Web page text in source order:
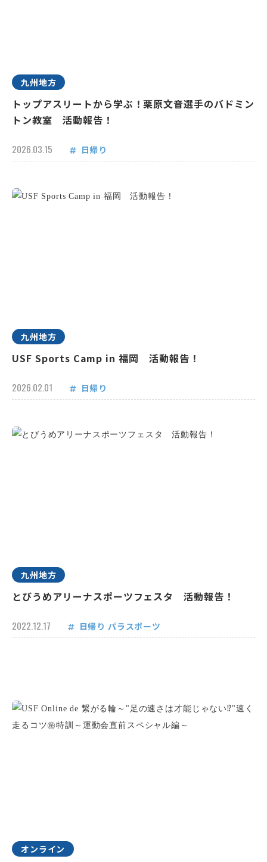
九州地方
トップアスリートから学ぶ！栗原文音選手のバドミン
トン教室 活動報告！
2026.03.15 日帰り
九州地方
USF Sports Camp in 福岡 活動報告！
2026.02.01 日帰り
九州地方
とびうめアリーナスポーツフェスタ 活動報告！
2022.12.17 日帰り パラスポーツ
オンライン